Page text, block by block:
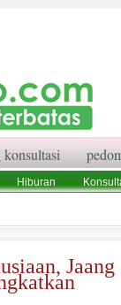
konsultasi
Hiburan